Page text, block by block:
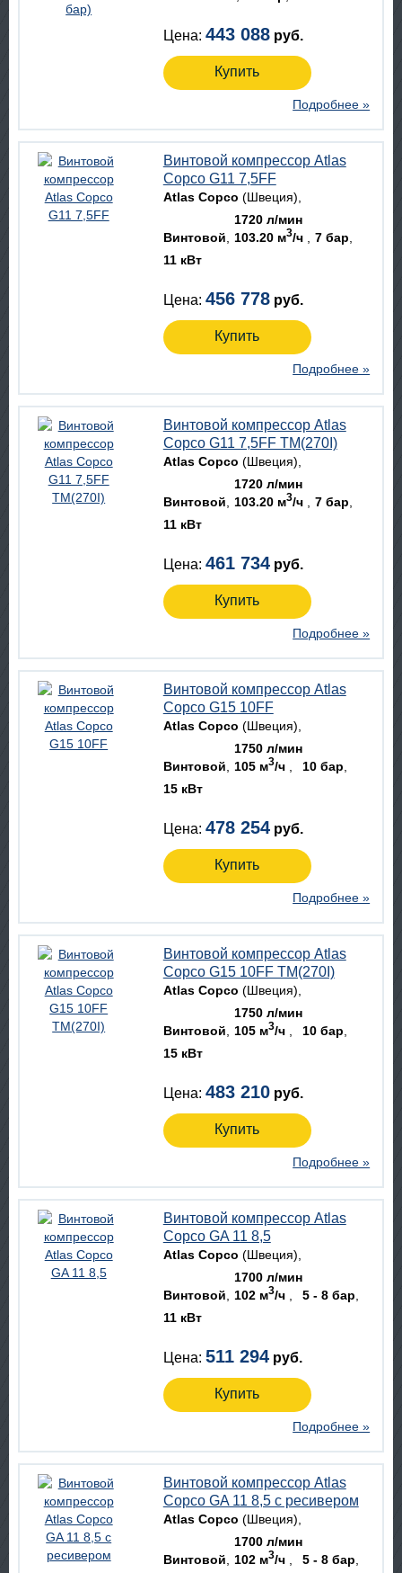
Цена: 443 088 руб.
Купить
Подробнее »
Винтовой компрессор Atlas
Copco G11 7,5FF
Atlas Copco (Швеция)
Винтовой
1720 л/мин
103.20 м3/ч
7 бар
11 кВт
Цена: 456 778 руб.
Купить
Подробнее »
Винтовой компрессор Atlas
Copco G11 7,5FF TM(270I)
Atlas Copco (Швеция)
Винтовой
1720 л/мин
103.20 м3/ч
7 бар
11 кВт
Цена: 461 734 руб.
Купить
Подробнее »
Винтовой компрессор Atlas
Copco G15 10FF
Atlas Copco (Швеция)
Винтовой
1750 л/мин
105 м3/ч
10 бар
15 кВт
Цена: 478 254 руб.
Купить
Подробнее »
Винтовой компрессор Atlas
Copco G15 10FF TM(270I)
Atlas Copco (Швеция)
Винтовой
1750 л/мин
105 м3/ч
10 бар
15 кВт
Цена: 483 210 руб.
Купить
Подробнее »
Винтовой компрессор Atlas
Copco GA 11 8,5
Atlas Copco (Швеция)
Винтовой
1700 л/мин
102 м3/ч
5 - 8 бар
11 кВт
Цена: 511 294 руб.
Купить
Подробнее »
Винтовой компрессор Atlas
Copco GA 11 8,5 с ресивером
Atlas Copco (Швеция)
Винтовой
1700 л/мин
102 м3/ч
5 - 8 бар